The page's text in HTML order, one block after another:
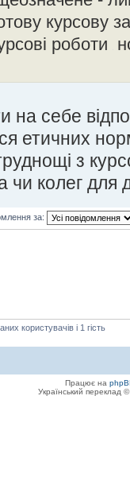
курсову
роботи
себе
етичних
з
чи колег для
за:
користувачів і 1 гість
Працює на
Український переклад